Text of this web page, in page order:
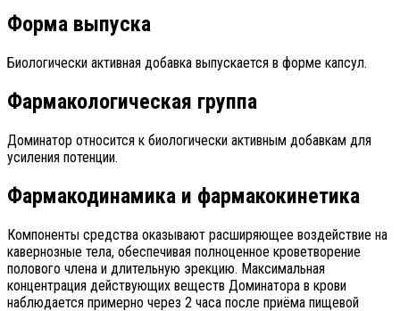
Форма выпуска
Биологически активная добавка выпускается в форме капсул.
Фармакологическая группа
Доминатор относится к биологически активным добавкам для
усиления потенции.
Фармакодинамика и фармакокинетика
Компоненты средства оказывают расширяющее воздействие на
кавернозные тела, обеспечивая полноценное кроветворение
полового члена и длительную эрекцию. Максимальная
концентрация действующих веществ Доминатора в крови
наблюдается примерно через 2 часа после приёма пищевой